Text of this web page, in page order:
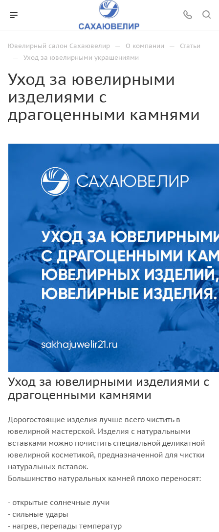
Ювелирный салон Сахаювелир — О компании — Статьи
— Уход за ювелирными украшениями
Уход за ювелирными
изделиями с
драгоценными камнями
Уход за ювелирными изделиями с
драгоценными камнями
Дорогостоящие изделия лучше всего чистить в
ювелирной мастерской. Изделия с натуральными
вставками можно почистить специальной деликатной
ювелирной косметикой, предназначенной для чистки
натуральных вставок.
Большинство натуральных камней плохо переносят:
- открытые солнечные лучи
- сильные удары
- нагрев, перепады температур